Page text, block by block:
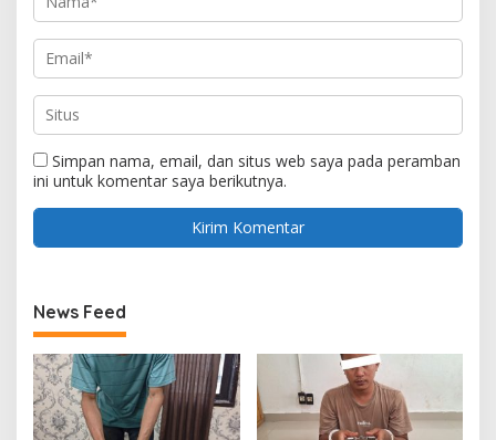
Simpan nama, email, dan situs web saya pada peramban
ini untuk komentar saya berikutnya.
News Feed